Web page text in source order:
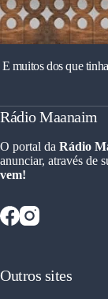
E muitos dos que
Rádio Maanaim
O portal da Rádio
anunciar, através de
vem!
Outros sites